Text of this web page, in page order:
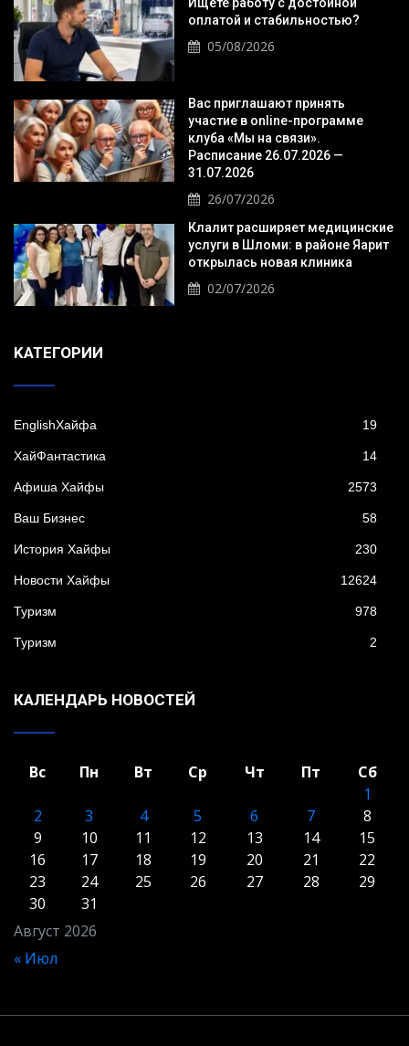
оплатой и стабильностью?
05/08/2026
Вас приглашают принять
участие в online-программе
клуба «Мы на связи».
Расписание 26.07.2026 —
31.07.2026
26/07/2026
Клалит расширяет медицинские
услуги в Шломи: в районе Яарит
открылась новая клиника
02/07/2026
KАТЕГОРИИ
EnglishХайфа 19
XайФантастика 14
Афиша Хайфы 2573
Ваш Бизнес 58
История Хайфы 230
Новости Хайфы 12624
Туризм 978
Туризм 2
КАЛЕНДАРЬ НОВОСТЕЙ
Август 2026
Вс Пн Вт Ср Чт Пт
Сб
1
2
3 4 5 6 7
8
9
10 11 12 13 14
15
16
17 18 19 20 21
22
23
24 25 26 27 28
29
30
31
« Июл